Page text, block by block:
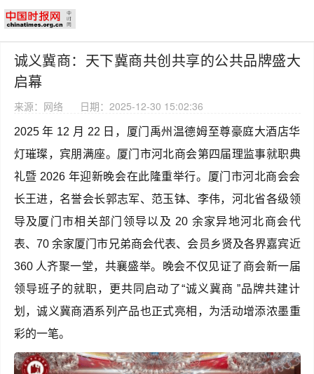
诚义冀商：天下冀商共创共享的公共品牌盛大
启幕
来源：网络 日期：2025-12-30 15:02:36
2025 年 12 月 22 日，厦门禹州温德姆至尊豪庭大酒店华
灯璀璨，宾朋满座。厦门市河北商会第四届理监事就职典
礼暨 2026 年迎新晚会在此隆重举行。厦门市河北商会会
长王进，名誉会长郭志军、范玉钵、李伟，河北省各级领
导及厦门市相关部门领导以及 20 余家异地河北商会代
表、70 余家厦门市兄弟商会代表、会员乡贤及各界嘉宾近
360 人齐聚一堂，共襄盛举。晚会不仅见证了商会新一届
领导班子的就职，更共同启动了“诚义冀商 ”品牌共建计
划，诚义冀商酒系列产品也正式亮相，为活动增添浓墨重
彩的一笔。